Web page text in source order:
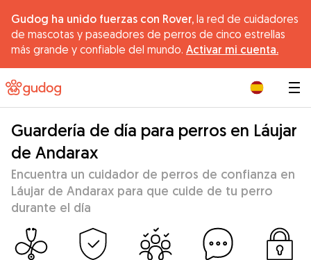
Gudog ha unido fuerzas con Rover, la red de cuidadores
de mascotas y paseadores de perros de cinco estrellas
más grande y confiable del mundo. Activar mi cuenta.
Guardería de día para perros en Láujar
de Andarax
Encuentra un cuidador de perros de confianza en
Láujar de Andarax para que cuide de tu perro
durante el día